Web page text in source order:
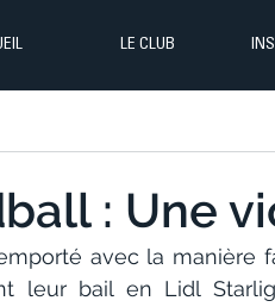
LE CLUB
: Une
avec la manière
leur bail en Lidl